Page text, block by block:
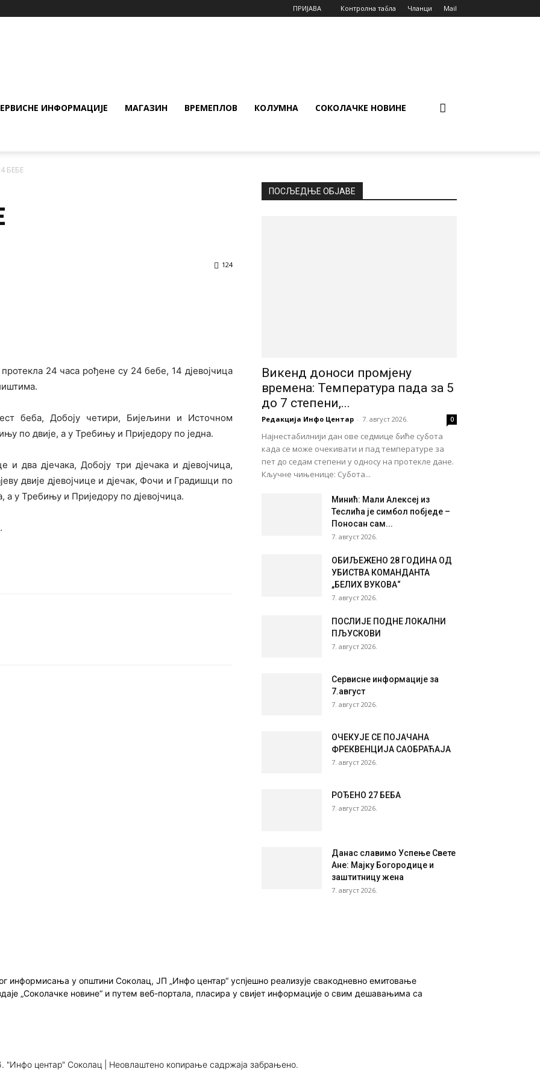
ПРИЈАВА Контролна табла Чланци Mail
ИНФОРМАЦИЈЕ МАГАЗИН ВРЕМЕПЛОВ КОЛУМНА СОКОЛАЧКЕ НОВИНЕ
БЕБЕ
124
24 часа рођене су 24 бебе, 14 дјевојчица
беба, Добоју четири, Бијељини и Источном
по двије, а у Требињу и Приједору по једна.
два дјечака, Добоју три дјечака и дјевојчица,
двије дјевојчице и дјечак, Фочи и Градишци по
а у Требињу и Приједору по дјевојчица.
ПОСЉЕДЊЕ ОБЈАВЕ
Викенд доноси промјену
времена: Температура пада за 5
до 7 степени,...
Редакција Инфо Центар - 7. август 2026. 0
Најнестабилнији дан ове седмице биће субота
када се може очекивати и пад температуре за
пет до седам степени у односу на протекле дане.
Кључне чињенице: Субота...
Минић: Мали Алексеј из
Теслића је симбол побједе –
Поносан сам...
7. август 2026.
ОБИЉЕЖЕНО 28 ГОДИНА ОД
УБИСТВА КОМАНДАНТА
„БЕЛИХ ВУКОВА“
7. август 2026.
ПОСЛИЈЕ ПОДНЕ ЛОКАЛНИ
ПЉУСКОВИ
7. август 2026.
Сервисне информације за
7.август
7. август 2026.
ОЧЕКУЈЕ СЕ ПОЈАЧАНА
ФРЕКВЕНЦИЈА САОБРАЋАЈА
7. август 2026.
РОЂЕНО 27 БЕБА
7. август 2026.
Данас славимо Успење Свете
Ане: Мајку Богородице и
заштитницу жена
7. август 2026.
информисања у општини Соколац, ЈП „Инфо центар“ успјешно реализује свакодневно емитовање
„Соколачке новине“ и путем веб-портала, пласира у свијет информације о свим дешавањима са
"Инфо центар" Соколац | Неовлаштено копирање садржаја забрањено.